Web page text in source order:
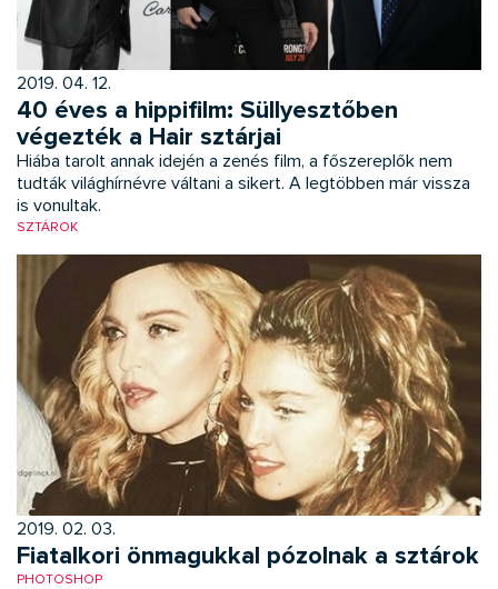
2019. 04. 12.
40 éves a hippifilm: Süllyesztőben
végezték a Hair sztárjai
Hiába tarolt annak idején a zenés film, a főszereplők nem
tudták világhírnévre váltani a sikert. A legtöbben már vissza
is vonultak.
SZTÁROK
2019. 02. 03.
Fiatalkori önmagukkal pózolnak a sztárok
PHOTOSHOP